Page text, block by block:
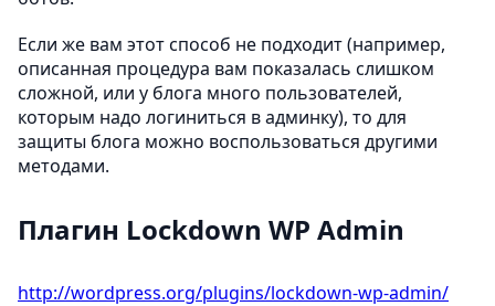
Если же вам этот способ не подходит (например,
описанная процедура вам показалась слишком
сложной, или у блога много пользователей,
которым надо логиниться в админку), то для
защиты блога можно воспользоваться другими
методами.
Плагин Lockdown WP Admin
http://wordpress.org/plugins/lockdown-wp-admin/